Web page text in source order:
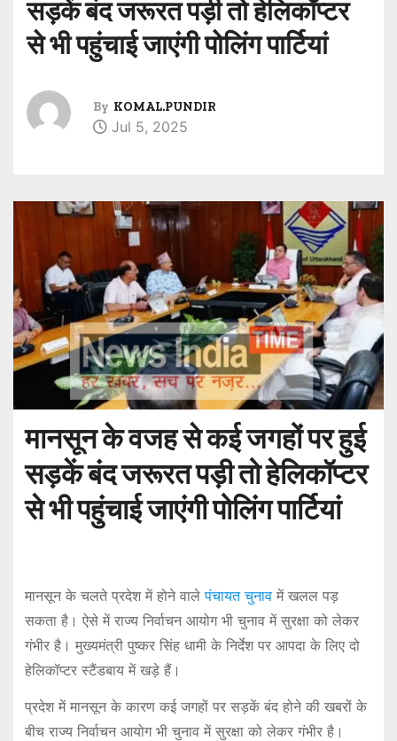
सड़कें बंद जरूरत पड़ी तो हेलिकॉप्टर
से भी पहुंचाई जाएंगी पोलिंग पार्टियां
By KOMAL.PUNDIR
Jul 5, 2025
मानसून के वजह से कई जगहों पर हुई
सड़कें बंद जरूरत पड़ी तो हेलिकॉप्टर
से भी पहुंचाई जाएंगी पोलिंग पार्टियां
मानसून के चलते प्रदेश में होने वालेपंचायत चुनावमें खलल पड़
सकता है। ऐसे में राज्य निर्वाचन आयोग भी चुनाव में सुरक्षा को लेकर
गंभीर है। मुख्यमंत्री पुष्कर सिंह धामी के निर्देश पर आपदा के लिए दो
हेलिकॉप्टर स्टैंडबाय में खड़े हैं।
प्रदेश में मानसून के कारण कई जगहों पर सड़कें बंद होने की खबरों के
बीच राज्य निर्वाचन आयोग भी चुनाव में सुरक्षा को लेकर गंभीर है।